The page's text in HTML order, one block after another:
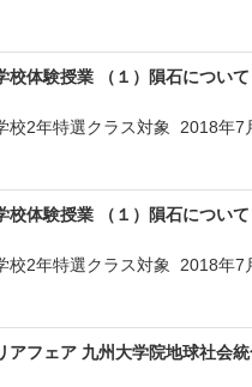
校体験授業 （１）隕石につい
校2年特選クラス対象 2018年7
校体験授業 （１）隕石につい
校2年特選クラス対象 2018年7
アフェア 九州大学院地球社会